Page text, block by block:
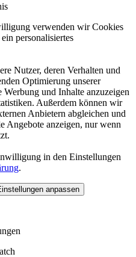
verwenden wir Cookies
personalisiertes
Nutzer, deren Verhalten und
Optimierung unserer
und Inhalte anzuzeigen
Außerdem können wir
Anbietern abgleichen und
Angebote anzeigen, nur wenn
in den Einstellungen
.
anpassen